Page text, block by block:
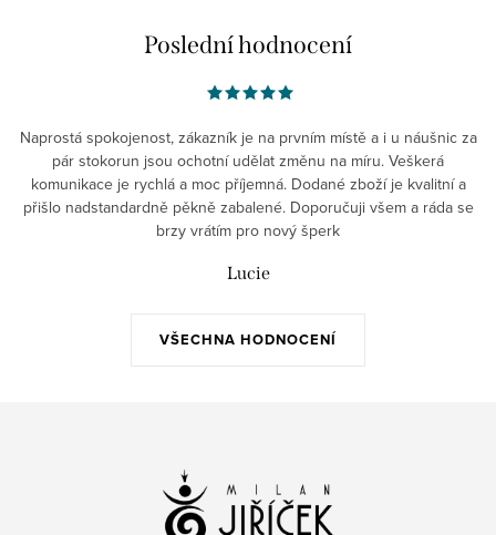
Poslední hodnocení
VŠECHNA HODNOCENÍ
Naprostá spokojenost, zákazník je na prvním místě a i u náušnic za
pár stokorun jsou ochotní udělat změnu na míru. Veškerá
komunikace je rychlá a moc příjemná. Dodané zboží je kvalitní a
přišlo nadstandardně pěkně zabalené. Doporučuji všem a ráda se
brzy vrátím pro nový šperk
Lucie